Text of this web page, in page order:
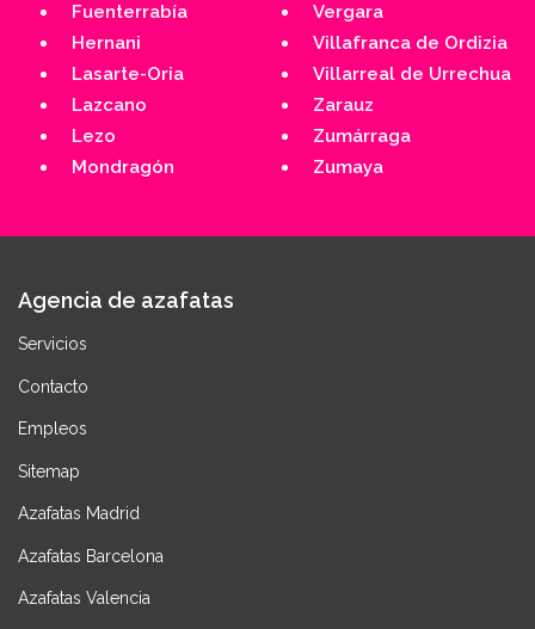
Fuenterrabía
Hernani
Lasarte-Oria
Lazcano
Lezo
Mondragón
Vergara
Villafranca de Ordizia
Villarreal de Urrechua
Zarauz
Zumárraga
Zumaya
Agencia de azafatas
Servicios
Contacto
Empleos
Sitemap
Azafatas Madrid
Azafatas Barcelona
Azafatas Valencia